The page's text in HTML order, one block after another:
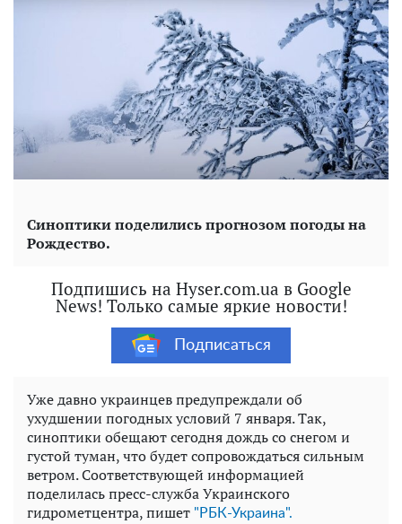
Синоптики поделились прогнозом погоды на
Рождество.
Подпишись на Hyser.com.ua в Google
News! Только самые яркие новости!
Подписаться
Уже давно украинцев предупреждали об
ухудшении погодных условий 7 января. Так,
синоптики обещают сегодня дождь со снегом и
густой туман, что будет сопровождаться сильным
ветром. Соответствующей информацией
поделилась пресс-служба Украинского
гидрометцентра, пишет "РБК-Украина".